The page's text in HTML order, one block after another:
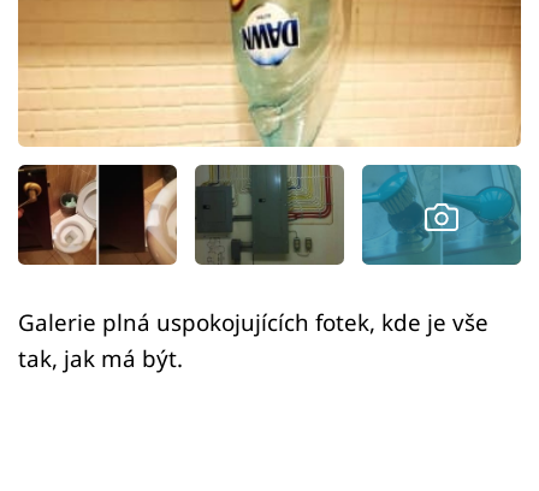
Videa
Sledujte prima+
Přihlášení
Sledujte nás
Galerie plná uspokojujících fotek, kde je vše
tak, jak má být.